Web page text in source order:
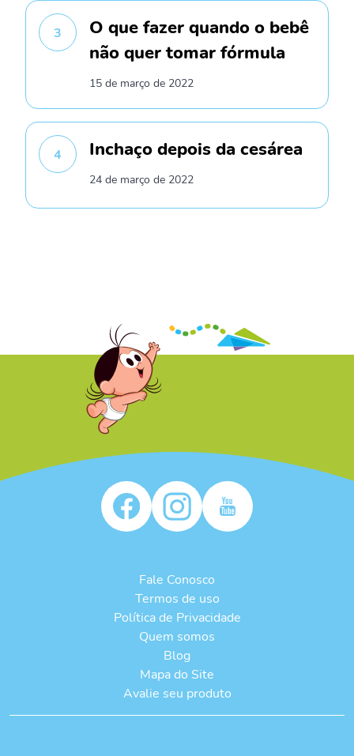
3
O que fazer quando o bebê
não quer tomar fórmula
15 de março de 2022
4 Inchaço depois da cesárea
24 de março de 2022
Fale Conosco
Termos de uso
Política de Privacidade
Quem somos
Blog
Mapa do Site
Avalie seu produto